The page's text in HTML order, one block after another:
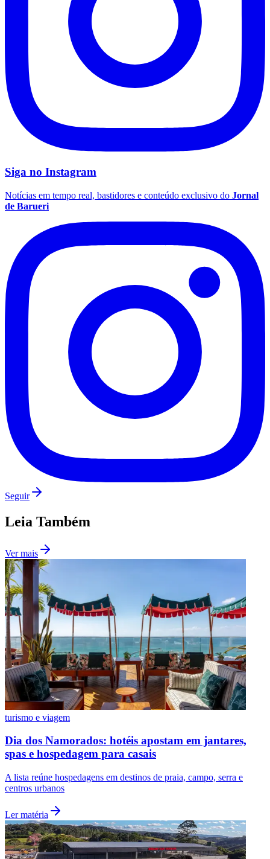
Vasco
Siga no Instagram
Notícias em tempo real, bastidores e conteúdo exclusivo do Jornal
de Barueri
Seguir
Leia Também
Ver mais
turismo e viagem
Dia dos Namorados: hotéis apostam em jantares,
spas e hospedagem para casais
A lista reúne hospedagens em destinos de praia, campo, serra e
centros urbanos
Ler matéria